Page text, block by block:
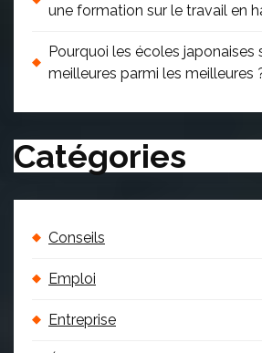
une formation sur le travail en
Pourquoi les écoles japonaises
meilleures parmi les meilleures
Catégories
Conseils
Emploi
Entreprise